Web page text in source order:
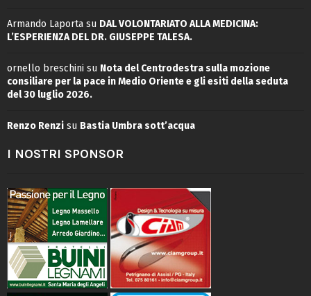
Armando Laporta su DAL VOLONTARIATO ALLA MEDICINA:
L’ESPERIENZA DEL DR. GIUSEPPE TALESA.
ornello breschini su Nota del Centrodestra sulla mozione
consiliare per la pace in Medio Oriente e gli esiti della seduta
del 30 luglio 2026.
Renzo Renzi su Bastia Umbra sott’acqua
I NOSTRI SPONSOR